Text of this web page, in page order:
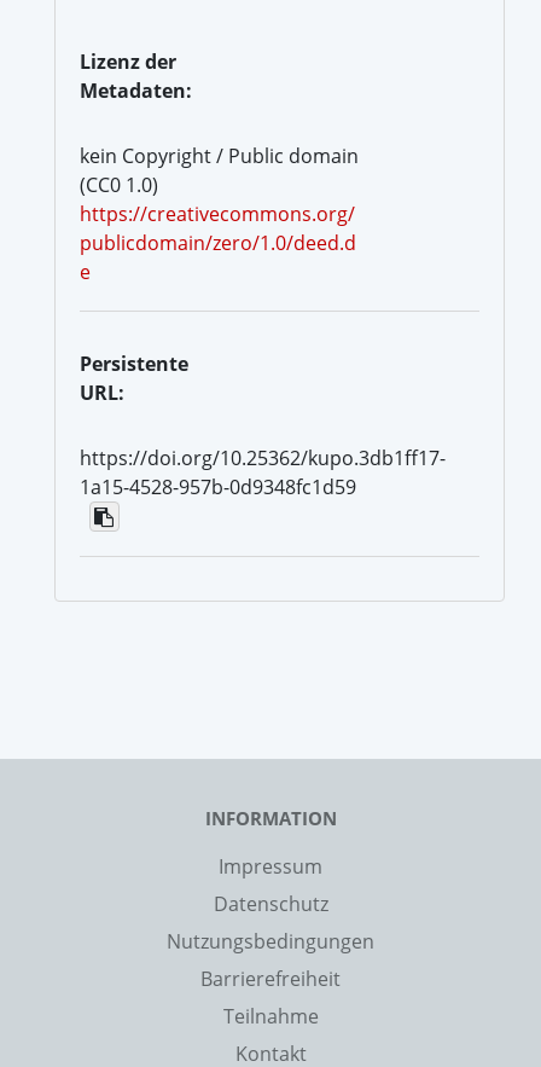
Lizenz der
Metadaten:
kein Copyright / Public domain
(CC0 1.0)
https://creativecommons.org/
publicdomain/zero/1.0/deed.d
e
Persistente
URL:
https://doi.org/10.25362/kupo.3db1ff17-
1a15-4528-957b-0d9348fc1d59
INFORMATION
Impressum
Datenschutz
Nutzungsbedingungen
Barrierefreiheit
Teilnahme
Kontakt